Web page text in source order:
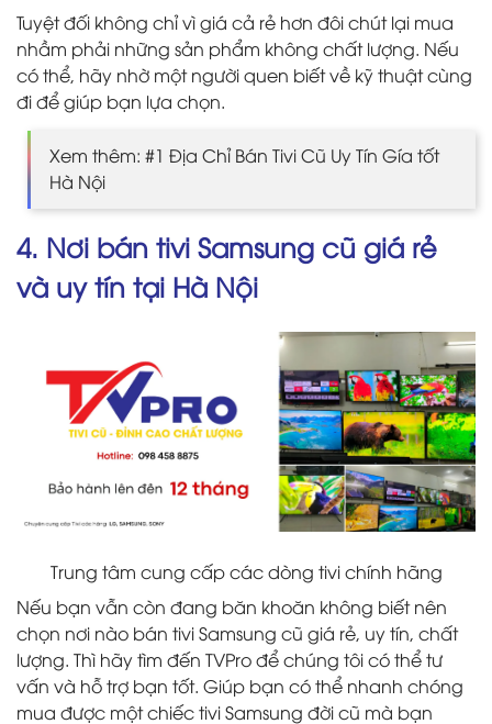
Tuyệt đối không chỉ vì giá cả rẻ hơn đôi chút lại mua
nhầm phải những sản phẩm không chất lượng. Nếu
có thể, hãy nhờ một người quen biết về kỹ thuật cùng
đi để giúp bạn lựa chọn.
Xem thêm: #1 Địa Chỉ Bán Tivi Cũ Uy Tín Gía tốt
Hà Nội
4. Nơi bán tivi Samsung cũ giá rẻ
và uy tín tại Hà Nội
Trung tâm cung cấp các dòng tivi chính hãng
Nếu bạn vẫn còn đang băn khoăn không biết nên
chọn nơi nào bán tivi Samsung cũ giá rẻ, uy tín, chất
lượng. Thì hãy tìm đến TVPro để chúng tôi có thể tư
vấn và hỗ trợ bạn tốt. Giúp bạn có thể nhanh chóng
mua được một chiếc tivi Samsung đời cũ mà bạn